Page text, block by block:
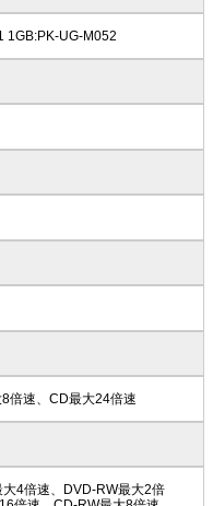
1GB:PK-UG-M052
倍速、CD最大24倍速
4倍速、DVD-RW最大2倍